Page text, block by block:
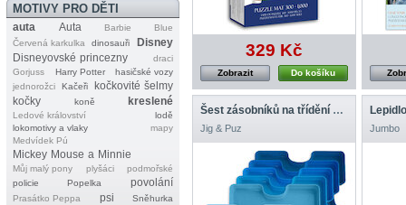
MOTIVY PRO DĚTI
auta Auta Barbie
Blue
Červená karkulka
dinosauři
Disney
Disneyovské princezny
draci
Gorjuss
Harry Potter
hasičské vozy
jednorožci
Kačeři
kočkovité šelmy
kočky
koně kreslené
Ledové království
lodě
lokomotivy a vlaky
mapy
Medvídek Pú
Mickey Mouse a Minnie
Můj malý pony plyšáci
podmořské
policie
Popelka povolání
Prasátko Peppa psi
Sněhurka
329 Kč
Do košíku
Zobrazit
Šest zásobníků na třídění dílků puzzlí
Jig & Puz Jumbo